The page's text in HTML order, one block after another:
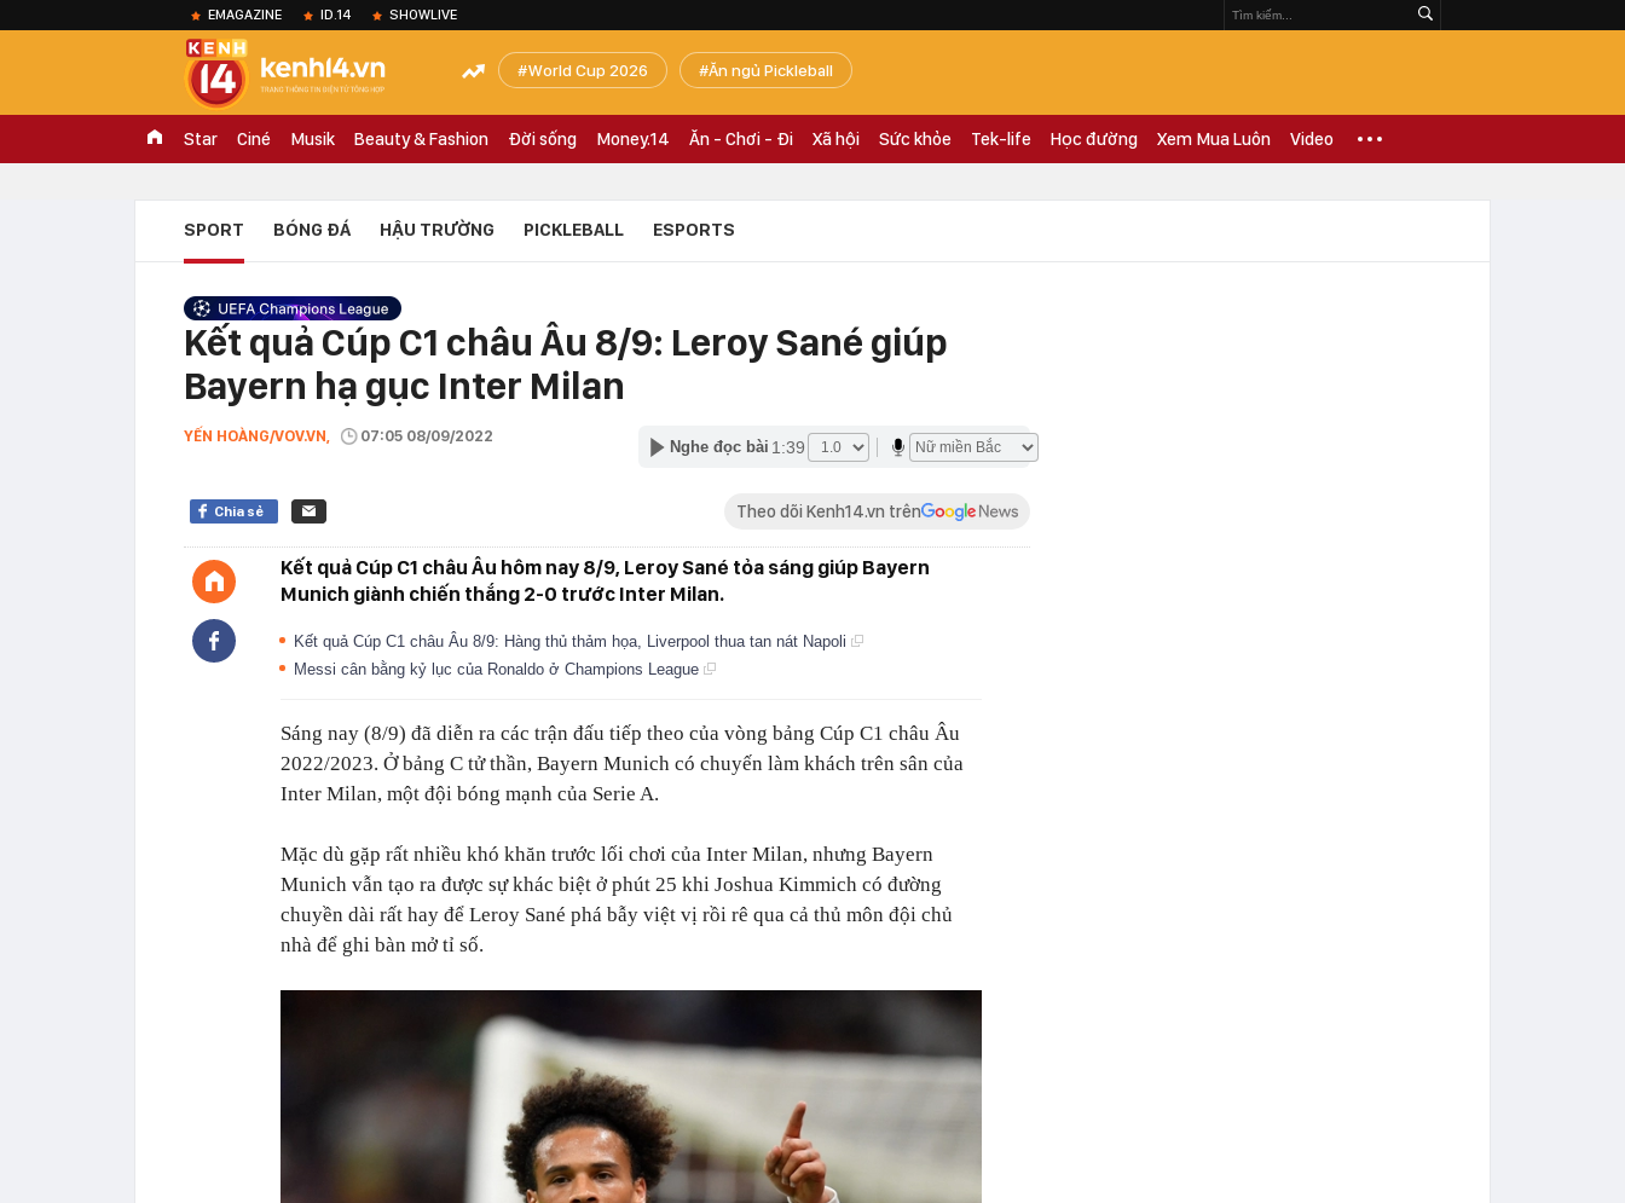
EMAGAZINE ID.14 SHOWLIVE
World Cup 2026 Ăn ngủ Pickleball
Star Ciné Musik Beauty & Fashion Đời sống Money.14 Ăn - Chơi - Đi Xã hội Sức khỏe Tek-life Học đường Xem Mua Luôn Video
SPORT BÓNG ĐÁ HẬU TRƯỜNG PICKLEBALL ESPORTS
Kết quả Cúp C1 châu Âu 8/9: Leroy Sané giúp
Bayern hạ gục Inter Milan
YẾN HOÀNG/VOV.VN, 07:05 08/09/2022
Nghe đọc bài 1:39
Chia sẻ Theo dõi Kenh14.vn trên
Kết quả Cúp C1 châu Âu hôm nay 8/9, Leroy Sané tỏa sáng giúp Bayern
Munich giành chiến thắng 2-0 trước Inter Milan.
Kết quả Cúp C1 châu Âu 8/9: Hàng thủ thảm họa, Liverpool thua tan nát Napoli
Messi cân bằng kỷ lục của Ronaldo ở Champions League
Sáng nay (8/9) đã diễn ra các trận đấu tiếp theo của vòng bảng Cúp C1 châu Âu
2022/2023. Ở bảng C tử thần, Bayern Munich có chuyến làm khách trên sân của
Inter Milan, một đội bóng mạnh của Serie A.
Mặc dù gặp rất nhiều khó khăn trước lối chơi của Inter Milan, nhưng Bayern
Munich vẫn tạo ra được sự khác biệt ở phút 25 khi Joshua Kimmich có đường
chuyền dài rất hay để Leroy Sané phá bẫy việt vị rồi rê qua cả thủ môn đội chủ
nhà để ghi bàn mở tỉ số.